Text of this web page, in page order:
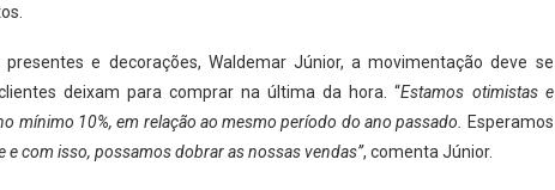
e decorações, Waldemar Júnior, a movimentação deve se
deixam para comprar na última da hora. “Estamos otimistas e
mínimo 10%, em relação ao mesmo período do ano passado.
Esperamos
com isso, possamos dobrar as nossas vendas”, comenta Júnior.